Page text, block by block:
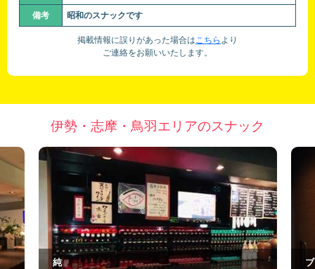
備考 昭和のスナックです
掲載情報に誤りがあった場合はこちら より
ご連絡をお願いいたします。
伊勢・志摩・鳥羽エリアのスナック
純